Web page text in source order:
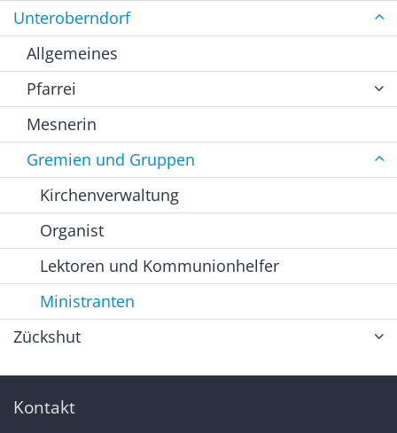
Unteroberndorf
Allgemeines
Pfarrei
Mesnerin
Gremien und Gruppen
Kirchenverwaltung
Organist
Lektoren und Kommunionhelfer
Ministranten
Zückshut
Kontakt